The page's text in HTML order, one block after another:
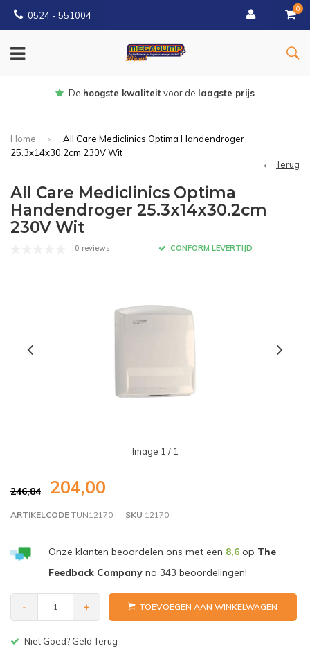
0524 - 551004
0
Gratisbezorgd vanaf €150
Home
All Care Mediclinics Optima Handendroger
25.3x14x30.2cm 230V Wit
Terug
All Care Mediclinics Optima
Handendroger 25.3x14x30.2cm
230V Wit
0 reviews CONFORM LEVERTIJD
Image 1 / 1
246,84 204,00
ARTIKELCODE TUN12170 SKU 12170
Onze klanten beoordelen ons met een 8,6op The
Feedback Companyna 343 beoordelingen!
- + TOEVOEGEN AAN WINKELWAGEN
Gratis bezorgen v.a. € 150,-(NL)